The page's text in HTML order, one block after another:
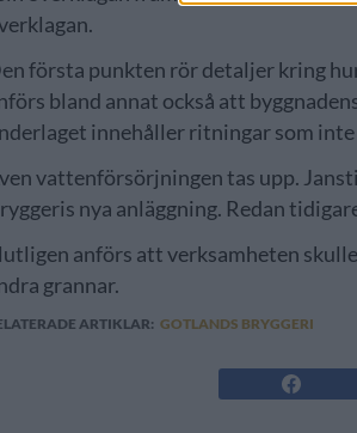
första punkten rör detaljer kring
bland annat också att
innehåller ritningar som
vattenförsörjningen tas upp.
nya anläggning. Redan
anförs att verksamheten
grannar.
ARTIKLAR: GOTLANDS BRYGGERI